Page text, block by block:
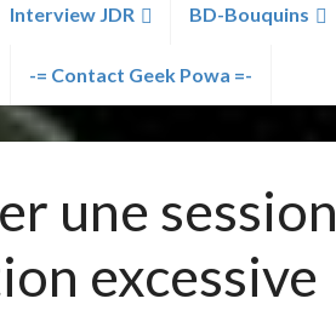
Interview JDR BD-Bouquins
-= Contact Geek Powa =-
une session
excessive